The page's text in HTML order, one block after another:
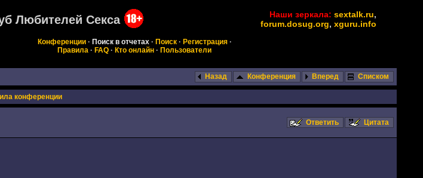
Любителей Секса Наши зеркала: sextalk.ru,
forum.dosug.org, xguru.info
Конференции· Поиск в отчетах· Поиск· Регистрация·
Правила · FAQ · Кто онлайн · Пользователи
Назад Конференция Вперед Списком
конференции
Ответить Цитата